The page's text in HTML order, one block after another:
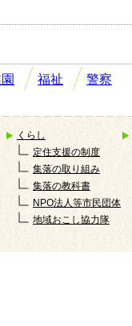
福祉 警察
くらし
定住支援の制度
集落の取り組み
集落の教科書
NPO法人等市民団体
地域おこし協力隊